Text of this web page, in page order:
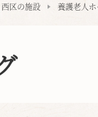
西区の施設 養護老人